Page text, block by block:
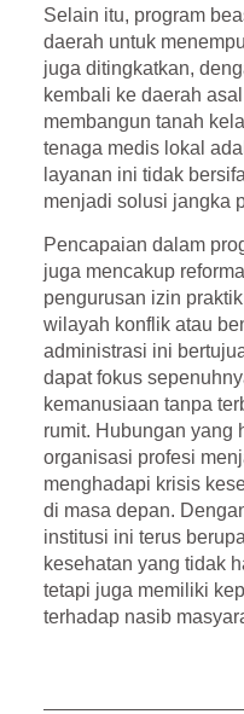
Selain itu, program
daerah untuk
juga ditingkatkan,
kembali ke daerah
membangun tanah
tenaga medis lokal
layanan ini tidak
menjadi solusi jangka
Pencapaian dalam
juga mencakup
pengurusan izin
wilayah konflik atau
administrasi ini
dapat fokus
kemanusiaan tanpa
rumit. Hubungan yang
organisasi profesi
menghadapi krisis
di masa depan.
institusi ini terus
kesehatan yang tidak
tetapi juga memiliki
terhadap nasib